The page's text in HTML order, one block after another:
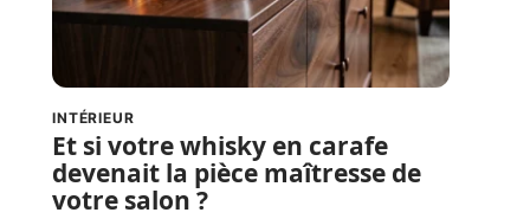
INTÉRIEUR
Et si votre whisky en carafe
devenait la pièce maîtresse de
votre salon ?